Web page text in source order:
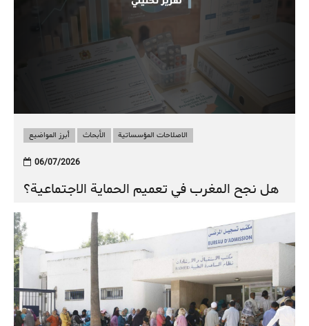
أبرز المواضيع الأبحاث الاصلاحات المؤسساتية
06/07/2026
هل نجح المغرب في تعميم الحماية الاجتماعية؟